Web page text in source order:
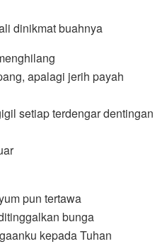
dinikmat buahnya
apalagi jerih payah
setiap terdengar dentingan
pun tertawa
bunga
kepada Tuhan